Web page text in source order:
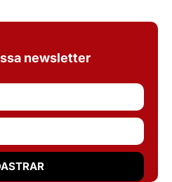
newsletter